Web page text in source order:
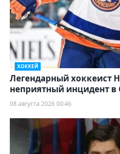
ХОККЕЙ
Легендарный хоккеист
неприятный инцидент в
08 августа 2026 00:46